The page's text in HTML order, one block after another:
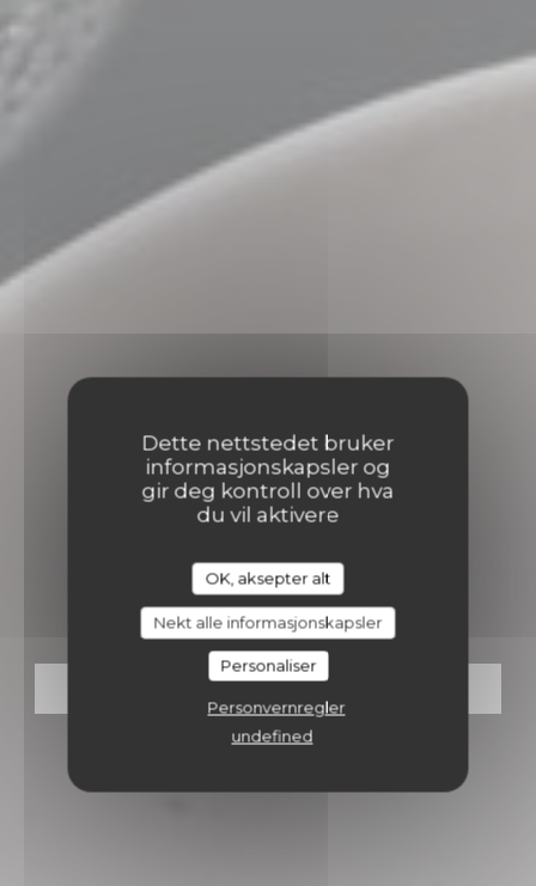
Dette nettstedet bruker
informasjonskapsler og
gir deg kontroll over hva
du vil aktivere
OK, aksepter alt
Nekt alle informasjonskapsler
Personaliser
Personvernregler
undefined
OVAL (by Val d’Auge)
BESTILL ET BORD